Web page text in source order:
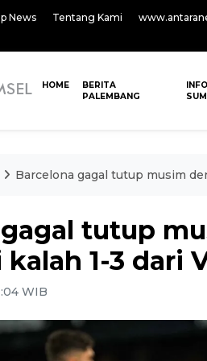
News Tentang Kami
HOME
BERITA
PALEMBANG
INFO
Barcelona gagal tutup musim
tutup
1-3 dari
WIB